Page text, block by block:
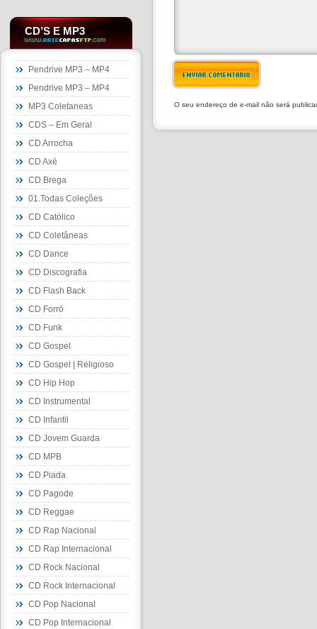
CD’S E MP3
Pendrive MP3 – MP4
Pendrive MP3 – MP4
MP3 Coletaneas
CDS – Em Geral
CD Arrocha
CD Axé
CD Brega
01.Todas Coleções
CD Católico
CD Coletâneas
CD Dance
CD Discografia
CD Flash Back
CD Forró
CD Funk
CD Gospel
CD Gospel | Religioso
CD Hip Hop
CD Instrumental
CD Infantil
CD Jovem Guarda
CD MPB
CD Piada
CD Pagode
CD Reggae
CD Rap Nacional
CD Rap Internacional
CD Rock Nacional
CD Rock Internacional
CD Pop Nacional
CD Pop Internacional
ENVIAR COMENTÁRIO
O seu endereço de e-mail não será